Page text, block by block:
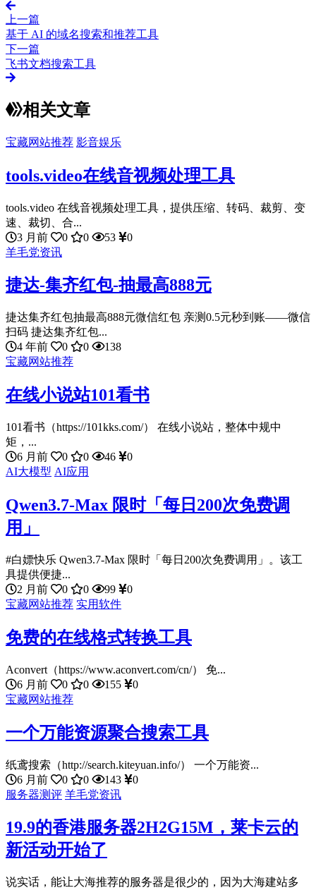
上一篇
基于 AI 的域名搜索和推荐工具
下一篇
飞书文档搜索工具
相关文章
宝藏网站推荐 影音娱乐
tools.video在线音视频处理工具
tools.video 在线音视频处理工具，提供压缩、转码、裁剪、变
速、裁切、合...
3 月前
0 0 53
0
羊毛党资讯
捷达-集齐红包-抽最高888元
捷达集齐红包抽最高888元微信红包 亲测0.5元秒到账——微信
扫码 捷达集齐红包...
4 年前
0 0
138
宝藏网站推荐
在线小说站101看书
101看书（https://101kks.com/） 在线小说站，整体中规中
矩，...
6 月前
0 0 46
0
AI大模型 AI应用
Qwen3.7-Max 限时「每日200次免费调
用」
#白嫖快乐 Qwen3.7-Max 限时「每日200次免费调用」。该工
具提供便捷...
2 月前
0 0 99
0
宝藏网站推荐 实用软件
免费的在线格式转换工具
Aconvert（https://www.aconvert.com/cn/） 免...
6 月前
0 0 155
0
宝藏网站推荐
一个万能资源聚合搜索工具
纸鸢搜索（http://search.kiteyuan.info/） 一个万能资...
6 月前
0 0 143
0
服务器测评 羊毛党资讯
19.9的香港服务器2H2G15M，莱卡云的
新活动开始了
说实话，能让大海推荐的服务器是很少的，因为大海建站多